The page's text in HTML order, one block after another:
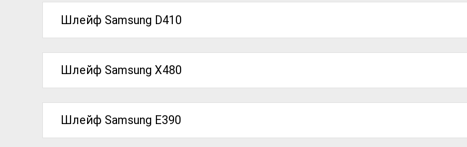
Шлейф Samsung E390
Шлейф Samsung X480
Шлейф Samsung D410